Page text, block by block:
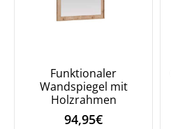
Funktionaler
Wandspiegel mit
Holzrahmen
94,95€